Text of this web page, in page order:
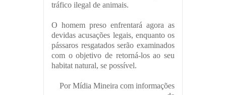
tráfico ilegal de animais.
O homem preso enfrentará agora as
devidas acusações legais, enquanto os
pássaros resgatados serão examinados
com o objetivo de retorná-los ao seu
habitat natural, se possível.
Por Mídia Mineira com informações